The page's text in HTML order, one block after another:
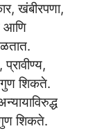
खंबीरपणा,
आणि
गुण शिकते.
गुण शिकते.